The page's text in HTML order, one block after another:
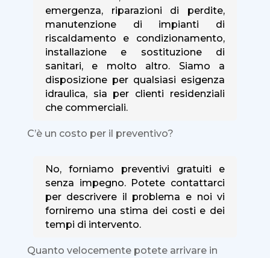
emergenza, riparazioni di perdite,
manutenzione di impianti di
riscaldamento e condizionamento,
installazione e sostituzione di
sanitari, e molto altro. Siamo a
disposizione per qualsiasi esigenza
idraulica, sia per clienti residenziali
che commerciali.
C’è un costo per il preventivo?
No, forniamo preventivi gratuiti e
senza impegno. Potete contattarci
per descrivere il problema e noi vi
forniremo una stima dei costi e dei
tempi di intervento.
Quanto velocemente potete arrivare in